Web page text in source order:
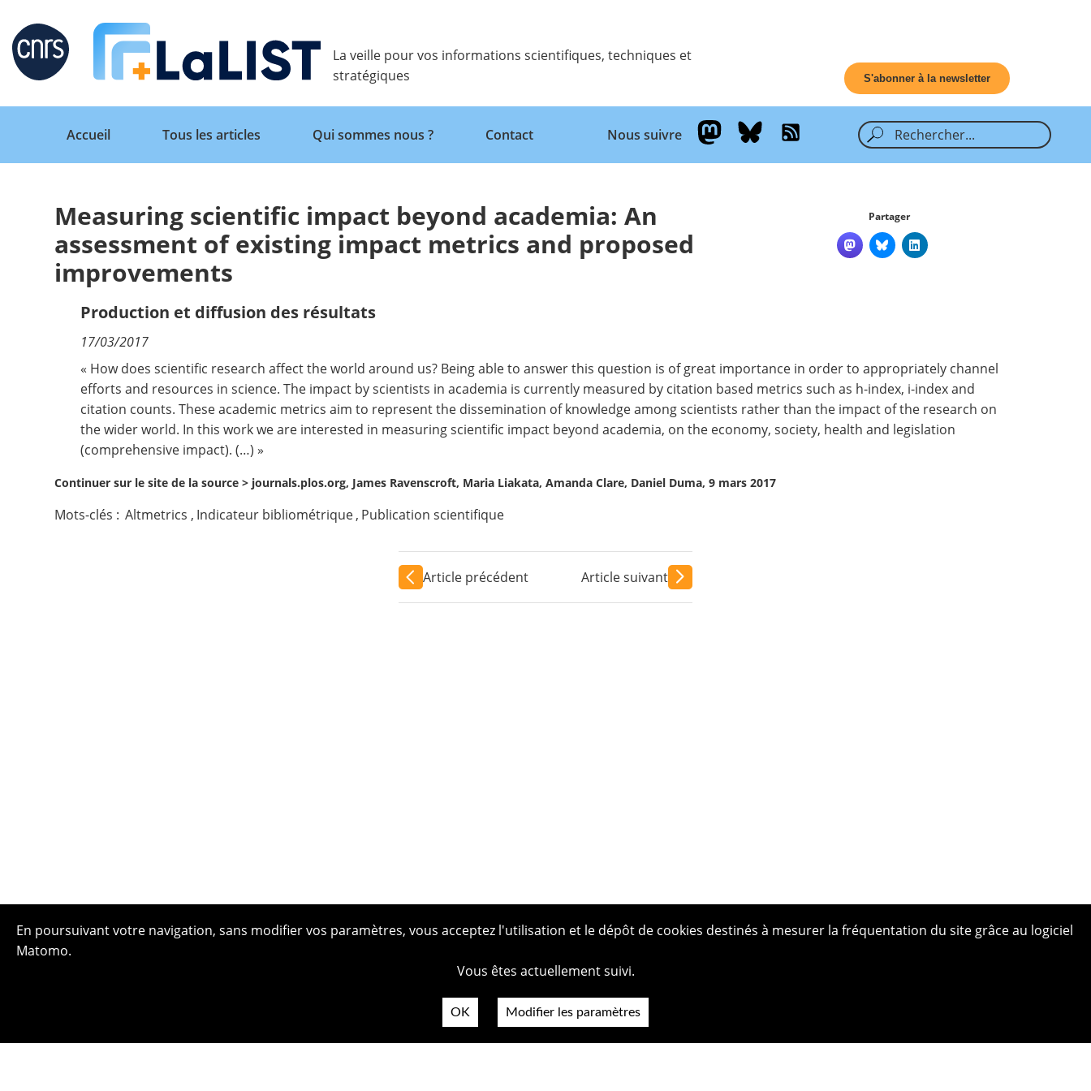
Retour
Accueil
Tous les articles
Qui sommes nous ?
Nous suivre
La veille pour vos informations scientifiques, techniques et
stratégiques
S'abonner à la newsletter
Retour
Accueil
Tous les articles Qui sommes nous ? Contact Nous suivre
Measuring scientific impact beyond academia: An
assessment of existing impact metrics and proposed
improvements
Partager
Production et diffusion des résultats
17/03/2017
« How does scientific research affect the world around us? Being able to answer this question is of great importance in order to appropriately channel
efforts and resources in science. The impact by scientists in academia is currently measured by citation based metrics such as h-index, i-index and
citation counts. These academic metrics aim to represent the dissemination of knowledge among scientists rather than the impact of the research on
the wider world. In this work we are interested in measuring scientific impact beyond academia, on the economy, society, health and legislation
(comprehensive impact). (…) »
Continuer sur le site de la source > journals.plos.org, James Ravenscroft, Maria Liakata, Amanda Clare, Daniel Duma, 9 mars 2017
Mots-clés : Altmetrics , Indicateur bibliométrique, Publication scientifique
Article précédent Article suivant
En poursuivant votre navigation, sans modifier vos paramètres, vous acceptez l'utilisation et le dépôt de cookies destinés à mesurer la fréquentation du site grâce au logiciel
Matomo.
Vous êtes actuellement suivi.
OK Modifier les paramètres